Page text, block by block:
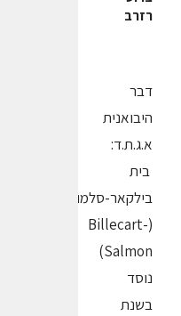
רזרב
דבר
היבואנית
א.ג.ת.ד:
בית
בילקאר-סלמון
(Billecart-
Salmon)
נוסד
בשנת